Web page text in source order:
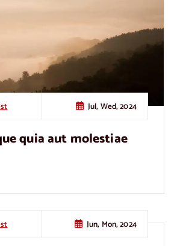
Jul, Wed, 2024
quia aut molestiae
Jun, Mon, 2024